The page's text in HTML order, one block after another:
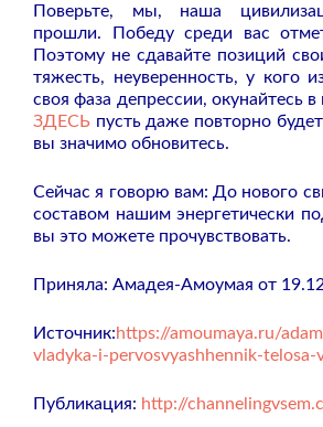
Поверьте, мы, наша
прошли. Победу среди вас
Поэтому не сдавайте позиций
тяжесть, неуверенность, у кого
своя фаза депрессии, окунайтесь
ЗДЕСЬ пусть даже повторно
вы значимо обновитесь.
Сейчас я говорю вам: До нового
составом нашим энергетически
вы это можете прочувствовать.
Приняла: Амадея-Амоумая от
Источник:https://amoumaya.ru/
vladyka-i-pervosvyashhennik-
Публикация: http://